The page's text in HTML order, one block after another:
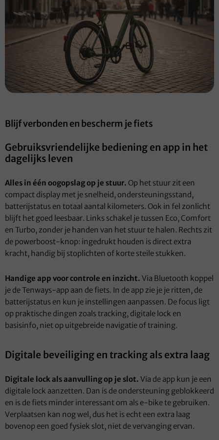
Blijf verbonden en bescherm je fiets
Gebruiksvriendelijke bediening en app in het
dagelijks leven
Alles in één oogopslag op je stuur. Op het stuur zit een
compact display met je snelheid, ondersteuningsstand,
batterijstatus en totaal aantal kilometers. Ook in fel zonlicht
blijft het goed leesbaar. Links schakel je tussen Eco, Comfort
en Turbo, zonder je handen van het stuur te halen. Rechts zit
de powerboost-knop: ingedrukt houden is direct extra
kracht, handig bij stoplichten of korte steile stukken.
Handige app voor controle en inzicht. Via Bluetooth koppel
je de Tenways-app aan de fiets. In de app zie je je ritten, de
batterijstatus en kun je instellingen aanpassen. De focus ligt
op praktische dingen zoals tracking, digitale lock en
basisinfo, niet op uitgebreide navigatie of training.
Digitale beveiliging en tracking als extra laag
Digitale lock als aanvulling op je slot. Via de app kun je een
digitale lock aanzetten. Dan is de ondersteuning geblokkeerd
en is de fiets minder interessant om als e-bike te gebruiken.
Verplaatsen kan nog wel, dus het is echt een extra laag
bovenop een goed fysiek slot, niet de vervanging ervan.